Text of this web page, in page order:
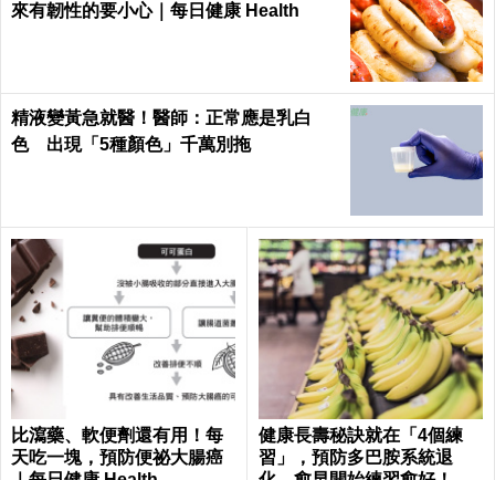
來有韌性的要小心｜每日健康 Health
精液變黃急就醫！醫師：正常應是乳白
色 出現「5種顏色」千萬別拖
比瀉藥、軟便劑還有用！每
天吃一塊，預防便祕大腸癌
健康長壽秘訣就在「4個練
習」，預防多巴胺系統退